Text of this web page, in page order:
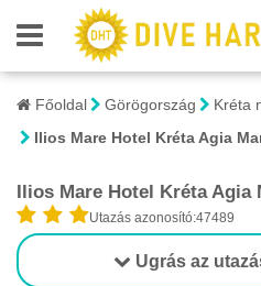
Főoldal Görögország
Kréta
Ilios Mare Hotel Kréta Agia
Ilios Mare Hotel Kréta Agia
Utazás azonosító:47489
Ugrás az